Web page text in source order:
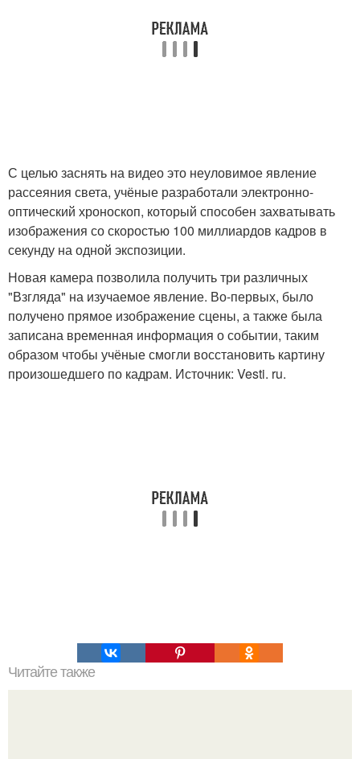
С целью заснять на видео это неуловимое явление
рассеяния света, учёные разработали электронно-
оптический хроноскоп, который способен захватывать
изображения со скоростью 100 миллиардов кадров в
секунду на одной экспозиции.
Новая камера позволила получить три различных
"Взгляда" на изучаемое явление. Во-первых, было
получено прямое изображение сцены, а также была
записана временная информация о событии, таким
образом чтобы учёные смогли восстановить картину
произошедшего по кадрам. Источник: Vesti. ru.
Читайте также